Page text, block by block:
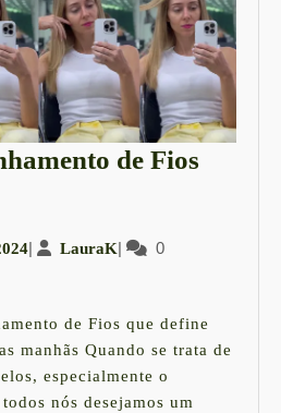
de Fios
7
de
2024
| LauraKLauraK
|
0
de Fios que define
manhãs Quando se trata de
especialmente o
nós desejamos um